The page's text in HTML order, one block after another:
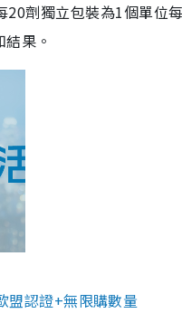
劑獨立包裝為1個單位
果。
盟認證+無限購數量